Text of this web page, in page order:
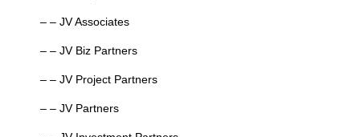
– – JV Associates
– – JV Biz Partners
– – JV Project Partners
– – JV Partners